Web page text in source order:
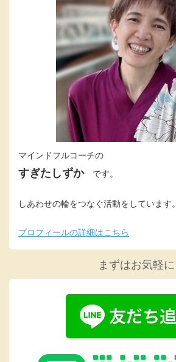
マインドフルコーチの
すぎたしずか です。
しあわせの輪をつなぐ活動をしています。
プロフィールの詳細はこちら
まずはお気軽に